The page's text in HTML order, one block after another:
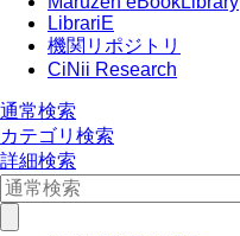
LibrariE
機関リポジトリ
CiNii Research
通常検索
カテゴリ検索
詳細検索